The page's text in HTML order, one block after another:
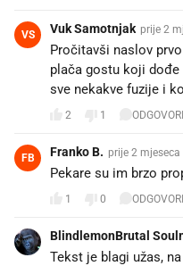
VS Vuk Samotnjak prije 2
Pročitavši naslov
plača gostu koji
sve nekakve fuzije i
2 1
FB Franko B. prije 2 mjeseca
Pekare su im brzo
1 0
BlindlemonBrutal
Tekst je blagi užas,